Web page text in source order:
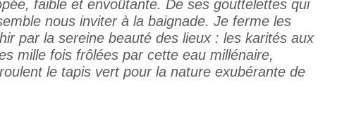
faible et envoûtante. De ses gouttelettes qui
nous inviter à la baignade. Je ferme les
par la sereine beauté des lieux : les karités aux
mille fois frôlées par cette eau millénaire,
le tapis vert pour la nature exubérante de